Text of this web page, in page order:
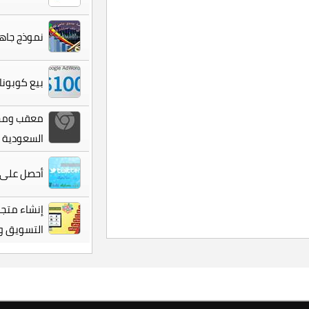
نموذج
بيع
معقب
أحصل على أكثرمن 5000
إنشاء
التسويق